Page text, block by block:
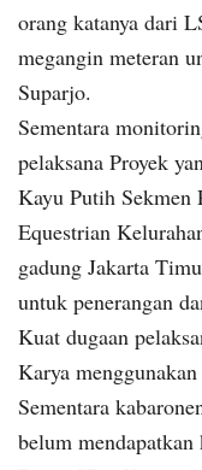
orang katanya dari
megangin meteran
Suparjo.
Sementara
pelaksana Proyek
Kayu Putih
Equestrian
gadung Jakarta
untuk penerangan
Kuat dugaan
Karya
Sementara
belum